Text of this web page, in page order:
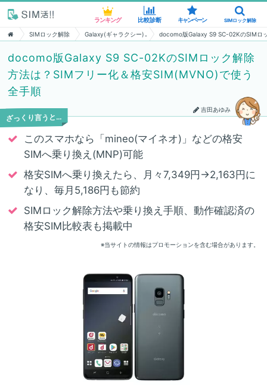
ランキング 比較診断 キャンペーン SIMロック解除
SIMロック解除 Galaxy(ギャラクシー) docomo版Galaxy S9 SC-02KのSIMロ
docomo版Galaxy S9 SC-02KのSIMロック解除
方法は？SIMフリー化＆格安SIM(MVNO)で使う
全手順
吉田あゆみ
ざっくり言うと…
このスマホなら「mineo(マイネオ)」などの格安
SIMへ乗り換え(MNP)可能
格安SIMへ乗り換えたら、月々7,349円→2,163円に
なり、毎月5,186円も節約
SIMロック解除方法や乗り換え手順、動作確認済の
格安SIM比較表も掲載中
※当サイトの情報はプロモーションを含む場合があります。
ランキング 比較診断 キャンペーン SIMロック解除